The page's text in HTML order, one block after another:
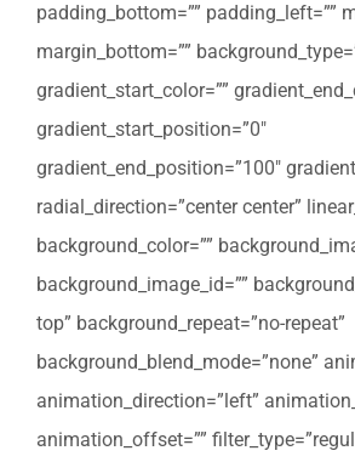
padding_bottom=”” padding_left=””
margin_bottom=””
gradient_start_color=””
gradient_start_position=”0″
gradient_end_position=”100″
radial_direction=”center center”
background_color=””
background_image_id=””
top” background_repeat=”no-repeat”
background_blend_mode=”none”
animation_direction=”left”
animation_offset=””